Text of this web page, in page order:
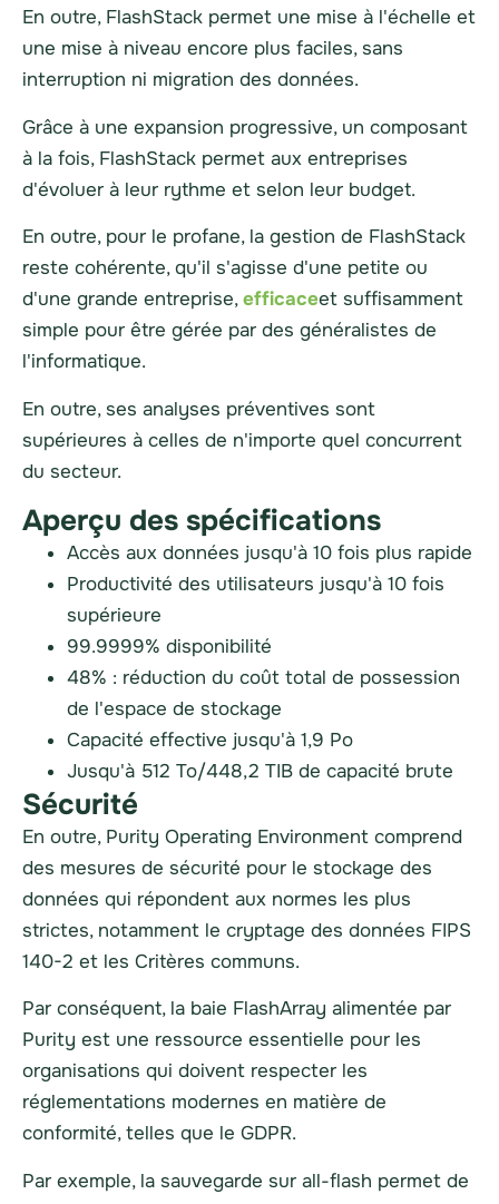
En outre, FlashStack permet une mise à l'échelle et
une mise à niveau encore plus faciles, sans
interruption ni migration des données.
Grâce à une expansion progressive, un composant
à la fois, FlashStack permet aux entreprises
d'évoluer à leur rythme et selon leur budget.
En outre, pour le profane, la gestion de FlashStack
reste cohérente, qu'il s'agisse d'une petite ou
d'une grande entreprise,efficaceet suffisamment
simple pour être gérée par des généralistes de
l'informatique.
En outre, ses analyses préventives sont
supérieures à celles de n'importe quel concurrent
du secteur.
Aperçu des spécifications
Accès aux données jusqu'à 10 fois plus rapide
Productivité des utilisateurs jusqu'à 10 fois
supérieure
99.9999% disponibilité
48% : réduction du coût total de possession
de l'espace de stockage
Capacité effective jusqu'à 1,9 Po
Jusqu'à 512 To/448,2 TIB de capacité brute
Sécurité
En outre, Purity Operating Environment comprend
des mesures de sécurité pour le stockage des
données qui répondent aux normes les plus
strictes, notamment le cryptage des données FIPS
140-2 et les Critères communs.
Par conséquent, la baie FlashArray alimentée par
Purity est une ressource essentielle pour les
organisations qui doivent respecter les
réglementations modernes en matière de
conformité, telles que le GDPR.
Par exemple, la sauvegarde sur all-flash permet de